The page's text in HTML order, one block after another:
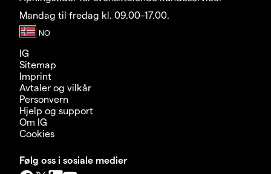
Mandag til fredag kl. 09.00–17.00.
IG
Sitemap
Imprint
Avtaler og vilkår
Personvern
Hjelp og support
Om IG
Cookies
Følg oss i sosiale medier